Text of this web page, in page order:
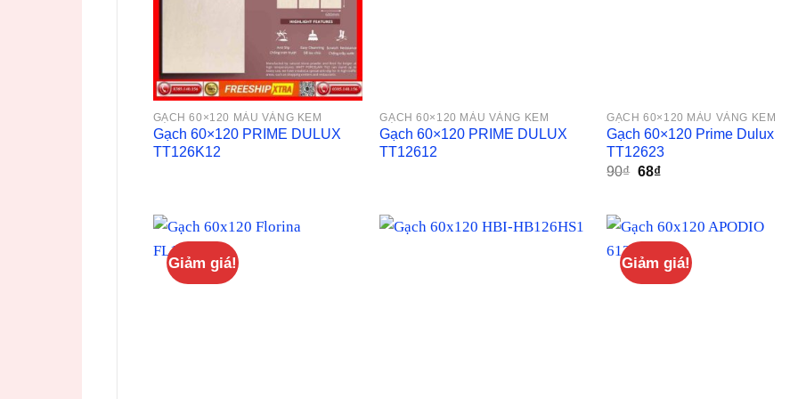
GẠCH 60×120 MÀU VÀNG KEM
Gạch 60×120 PRIME DULUX
TT126K12
GẠCH 60×120 MÀU VÀNG KEM
Gạch 60×120 PRIME DULUX
TT12612
GẠCH 60×120 MÀU VÀNG KEM
Gạch 60×120 Prime Dulux
TT12623
90₫ Giá
68₫Giá
68₫.
Giảm giá! Giảm giá!